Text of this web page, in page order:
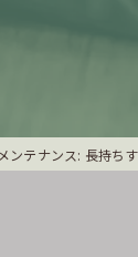
期点検
ンテナンス: 長持ち